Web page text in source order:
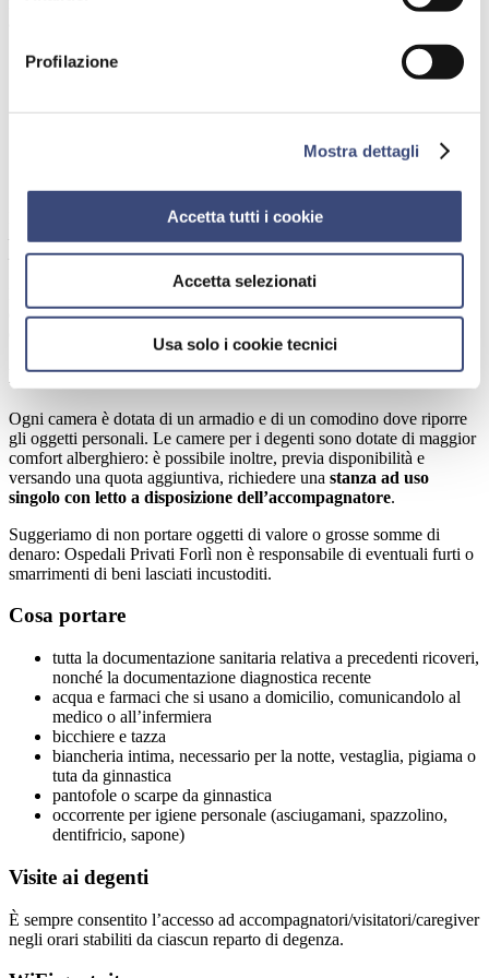
Profilazione
Mostra dettagli
Accetta tutti i cookie
Accetta selezionati
Usa solo i cookie tecnici
Per accedere al ricovero a pagamento occorre avere con sé:
– un documento di identità
– la tessera sanitaria con codice fiscale
europea, è necessaria la tessera TEAM; se non si risiede nell’Unione
europea è necessario rivolgersi agli uffici dell’AUSL.
Dotazione delle camere
Ogni camera è dotata di un armadio e di un comodino dove riporre
gli oggetti personali. Le camere per i degenti sono dotate di maggior
comfort alberghiero: è possibile inoltre, previa disponibilità e
versando una quota aggiuntiva, richiedere una stanza ad uso
singolo con letto a disposizione dell’accompagnatore.
Suggeriamo di non portare oggetti di valore o grosse somme di
denaro: Ospedali Privati Forlì non è responsabile di eventuali furti o
smarrimenti di beni lasciati incustoditi.
Cosa portare
tutta la documentazione sanitaria relativa a precedenti ricoveri,
nonché la documentazione diagnostica recente
acqua e farmaci che si usano a domicilio, comunicandolo al
medico o all’infermiera
bicchiere e tazza
biancheria intima, necessario per la notte, vestaglia, pigiama o
tuta da ginnastica
pantofole o scarpe da ginnastica
occorrente per igiene personale (asciugamani, spazzolino,
dentifricio, sapone)
Visite ai degenti
È sempre consentito l’accesso ad accompagnatori/visitatori/caregiver
negli orari stabiliti da ciascun reparto di degenza.